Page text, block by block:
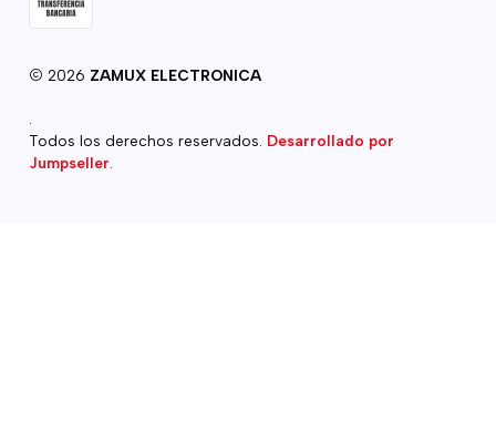
2026 ZAMUX ELECTRONICA
.
Todos los derechos reservados. Desarrollado por
Jumpseller.